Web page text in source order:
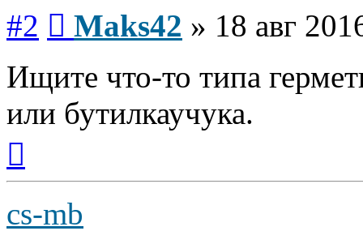
#2 Maks42 » 18 авг
Ищите что-то типа
или бутилкаучука.
началу
cs-mb